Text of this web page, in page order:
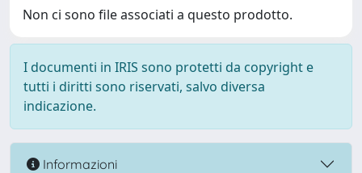
Non ci sono file associati a questo prodotto.
I documenti in IRIS sono protetti da copyright e
tutti i diritti sono riservati, salvo diversa
indicazione.
Informazioni